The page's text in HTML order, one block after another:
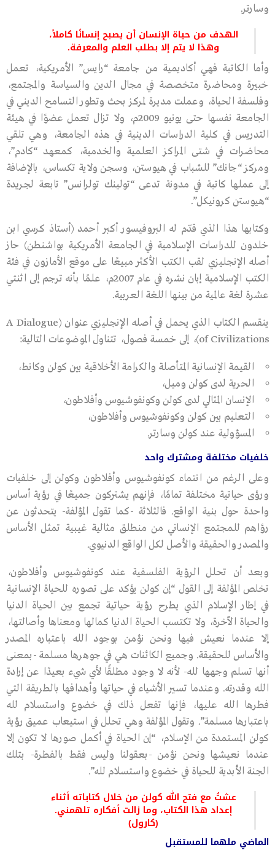
وسارتر.
الهدف من حياة الإنسان أن يصبح إنسانًا كاملاً،
وهذا لا يتم إلا بطلب العلم والمعرفة.
وأما الكاتبة فهي أكاديمية من جامعة “رايس” الأمريكية، تعمل
خبيرة ومحاضرة متخصصة في مجال الدين والسياسة والمجتمع،
وفلسفة الحياة، وعملت مديرة لمركز بحث وتطور التسامح الديني في
الجامعة نفسها حتى يونيو 2009م، ولا تزال تعمل عضوًا في هيئة
التدريس في كلية الدراسات الدينية في هذه الجامعة، وهي تلقي
محاضرات في شتى المراكز العلمية والخدمية، كمعهد “كادم”،
ومركز “جانك” للشباب في هيوستن، وسجن ولاية تكساس، بالإضافة
إلى عملها كاتبة في مدونة تدعى “تولينك تولرانس” تابعة لجريدة
“هيوستن كرونيكل”.
وكتابها هذا الذي قدّم له البروفيسور أكبر أحمد (أستاذ كرسي ابن
خلدون للدراسات الإسلامية في الجامعة الأمريكية بواشنطن) حاز
أصله الإنجليزي لقب الكتب الأكثر مبيعًا على موقع الأمازون في فئة
الكتب الإسلامية إبان نشره في عام 2007م، علمًا بأنه ترجم إلى اثنتي
عشرة لغة عالمية من بينها اللغة العربية.
ينقسم الكتاب الذي يحمل في أصله الإنجليزي عنوان (A Dialogue
of Civilizations)، إلى خمسة فصول، تتناول الموضوعات التالية:
القيمة الإنسانية المتأصلة والكرامة الأخلاقية بين كولن وكانط،
الحرية لدى كولن وميل،
الإنسان المثالي لدى كولن وكونفوشيوس وأفلاطون،
التعليم بين كولن وكونفوشيوس وأفلاطون،
المسؤولية عند كولن وسارتر.
خلفيات مختلفة ومشترك واحد
وعلى الرغم من انتماء كونفوشيوس وأفلاطون وكولن إلى خلفيات
ورؤى حياتية مختلفة تمامًا، فإنهم يشتركون جميعًا في رؤية أساس
واحدة حول بنية الواقع. فالثلاثة -كما تقول المؤلفة- يتحدثون عن
رؤاهم للمجتمع الإنساني من منطلق مثالية غيبية تمثل الأساس
والمصدر والحقيقة والأصل لكل الواقع الدنيوي.
وبعد أن تحلل الرؤية الفلسفية عند كونفوشيوس وأفلاطون،
تخلص المؤلفة إلى القول “إن كولن يؤكد على تصوره للحياة الإنسانية
في إطار الإسلام الذي يطرح رؤية حياتية تجمع بين الحياة الدنيا
والحياة الآخرة، ولا تكتسب الحياة الدنيا كمالها ومعناها وأصالتها،
إلا عندما نعيش فيها ونحن نؤمن بوجود الله باعتباره المصدر
والأساس للحقيقة. وجميع الكائنات هي في جوهرها مسلمة -بمعنى
أنها تسلم وجهها لله- لأنه لا وجود مطلقًا لأي شيء بعيدًا عن إرادة
الله وقدرته. وعندما تسير الأشياء في حياتها وأهدافها بالطريقة التي
فطرها الله عليها، فإنها تفعل ذلك في خضوع واستسلام لله
باعتبارها مسلمة”. وتقول المؤلفة وهي تحلل في استيعاب عميق رؤية
كولن المستمدة من الإسلام، “إن الحياة في أكمل صورها لا تكون إلا
عندما نعيشها ونحن نؤمن -بعقولنا وليس فقط بالفطرة- بتلك
الجنة الأبدية للحياة في خضوع واستسلام لله”.
عشتُ مع فتح الله كولن من خلال كتاباته أثناء
إعداد هذا الكتاب، وما زالت أفكاره تلهمني.
(كارول)
الماضي ملهما للمستقبل